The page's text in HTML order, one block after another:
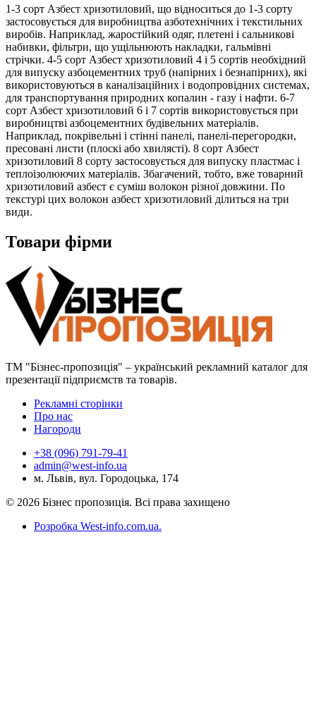
1-3 сорт Азбест хризотиловий, що відноситься до 1-3 сорту
застосовується для виробництва азботехнічних і текстильних
виробів. Наприклад, жаростійкий одяг, плетені і сальникові
набивки, фільтри, що ущільнюють накладки, гальмівні
стрічки. 4-5 сорт Азбест хризотиловий 4 і 5 сортів необхідний
для випуску азбоцементних труб (напірних і безнапірних), які
використовуються в каналізаційних і водопровідних системах,
для транспортування природних копалин - газу і нафти. 6-7
сорт Азбест хризотиловий 6 і 7 сортів використовується при
виробництві азбоцементних будівельних матеріалів.
Наприклад, покрівельні і стінні панелі, панелі-перегородки,
пресовані листи (плоскі або хвилясті). 8 сорт Азбест
хризотиловий 8 сорту застосовується для випуску пластмас і
теплоізолюючих матеріалів. Збагачений, тобто, вже товарний
хризотиловий азбест є суміш волокон різної довжини. По
текстурі цих волокон азбест хризотиловий ділиться на три
види.
Товари фірми
ТМ "Бізнес-пропозиція" – український рекламний каталог для
презентації підприємств та товарів.
Рекламні сторінки
Про нас
Нагороди
+38 (096) 791-79-41
admin@west-info.ua
м. Львів, вул. Городоцька, 174
© 2026 Бізнес пропозиція. Всі права захищено
Розробка West-info.com.ua.